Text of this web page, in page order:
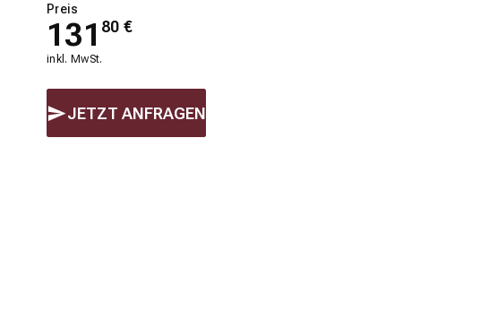
Preis
131 80 €
inkl. MwSt.
JETZT ANFRAGEN